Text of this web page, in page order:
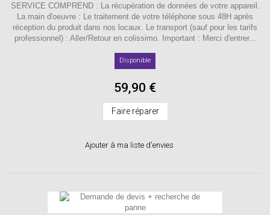
SERVICE COMPREND : La récupération de données de votre appareil.
La main d'oeuvre : Le traitement de votre téléphone sous 48H après
réception du produit dans nos locaux. Le transport (sauf pour les tarifs
professionnel) : Aller/Retour en colissimo. Important : Merci d'entrer...
Disponible
59,90 €
Faire réparer
Ajouter à ma liste d'envies